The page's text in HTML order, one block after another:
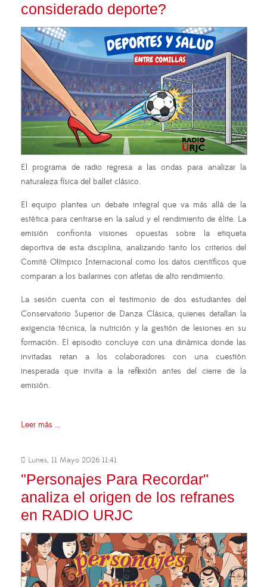
considerado deporte?
El programa de radio regresa a las ondas para analizar la
naturaleza física del ballet clásico.
El equipo plantea un debate integral que va más allá de la
estética para centrarse en la salud y el rendimiento de élite. La
emisión confronta visiones opuestas sobre la etiqueta
deportiva de esta disciplina, analizando tanto los criterios del
Comité Olímpico Internacional como los datos científicos que
comparan a los bailarines con atletas de alto rendimiento.
La sesión cuenta con el testimonio de dos estudiantes del
Conservatorio Superior de Danza Clásica, quienes detallan la
exigencia técnica, la nutrición y la gestión de lesiones en su
formación. El episodio concluye con una dinámica donde las
invitadas retan a los colaboradores con una cuestión
inesperada que invita a la reflexión antes del cierre de la
emisión.
Leer más ...
Lunes, 11 Mayo 2026 11:41
"Personajes Para Recordar"
analiza el origen de los refranes
en RADIO URJC